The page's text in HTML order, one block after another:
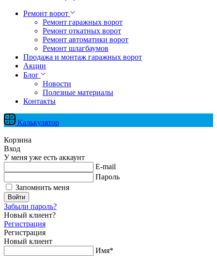
Ремонт ворот
Ремонт гаражных ворот
Ремонт откатных ворот
Ремонт автоматики ворот
Ремонт шлагбаумов
Продажа и монтаж гаражных ворот
Акции
Блог
Новости
Полезные материалы
Контакты
Калькулятор
Корзина
Вход
У меня уже есть аккаунт
E-mail
Пароль
Запомнить меня
Войти
Забыли пароль?
Новый клиент?
Регистрация
Регистрация
Новый клиент
Имя*